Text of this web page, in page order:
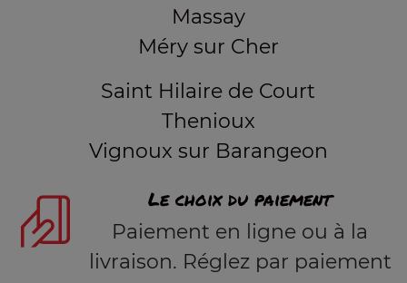
Massay
Méry sur Cher
Saint Hilaire de Court
Thenioux
Vignoux sur Barangeon
Le choix du paiement
Paiement en ligne ou à la
livraison. Réglez par paiement